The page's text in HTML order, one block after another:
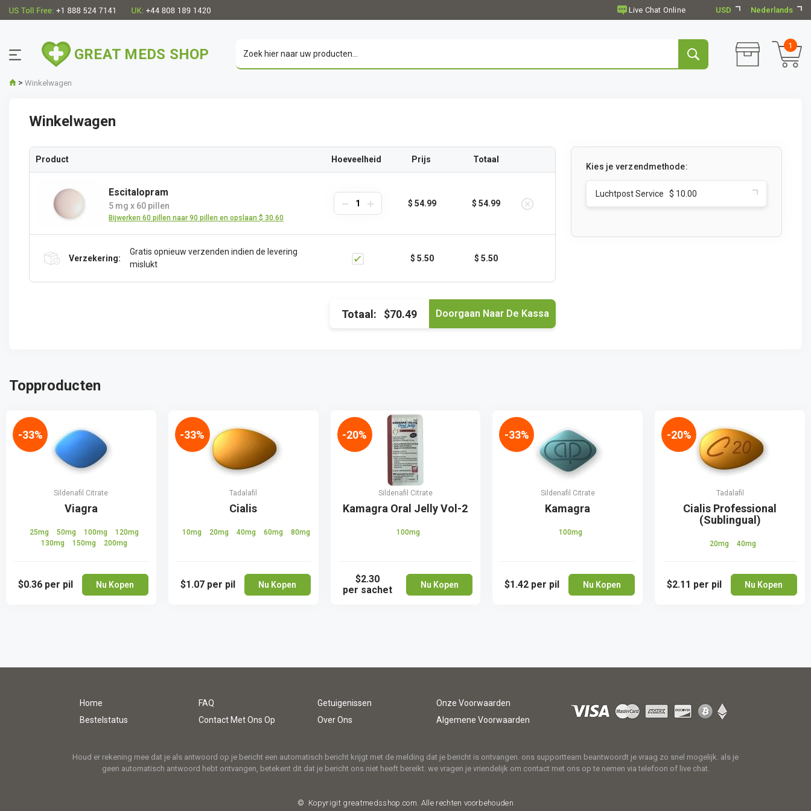
USD Nederlands
GREAT MEDS SHOP
1
> Winkelwagen
Winkelwagen
Product Hoeveelheid Prijs Totaal
Escitalopram
5 mg x 60 pillen
Bijwerken 60 pillen naar 90 pillen en opslaan $ 30.60
$ 54.99 $ 54.99
Verzekering:
Gratis opnieuw verzenden indien de levering
mislukt
$ 5.50 $ 5.50
Kies je verzendmethode:
Luchtpost Service $ 10.00
Totaal: $70.49
Topproducten
Sildenafil Citrate
Viagra
25mg 50mg 100mg
120mg
130mg
150mg 200mg
$0.36 per pil Nu Kopen
-33%
Tadalafil
Cialis
10mg 20mg 40mg 60mg 80mg
$1.07 per pil Nu Kopen
-33%
Sildenafil Citrate
Kamagra Oral Jelly Vol-2
100mg
$2.30
per sachet
Nu Kopen
-20%
Sildenafil Citrate
Kamagra
100mg
$1.42 per pil Nu Kopen
-33%
Tadalafil
Cialis Professional
(Sublingual)
20mg 40mg
$2.11 per pil Nu Kopen
-20%
Home FAQ Getuigenissen
Onze Voorwaarden
Bestelstatus
Contact Met Ons Op Over Ons Algemene Voorwaarden
Houd er rekening mee dat je als antwoord op je bericht een automatisch bericht krijgt met de melding dat je bericht is ontvangen. ons supportteam beantwoordt je vraag zo snel mogelijk. als je
geen automatisch antwoord hebt ontvangen, betekent dit dat je bericht ons niet heeft bereikt. we vragen je vriendelijk om contact met ons op te nemen via telefoon of live chat.
© Kopyrigit greatmedsshop.com. Alle rechten voorbehouden